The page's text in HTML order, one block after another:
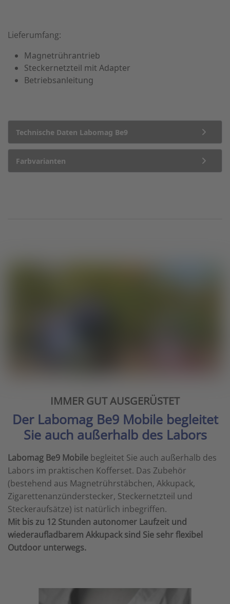
Lieferumfang:
Magnetrührantrieb
Steckernetzteil mit Adapter
Betriebsanleitung
Technische Daten Labomag Be9
Farbvarianten
IMMER GUT AUSGERÜSTET
Der Labomag Be9 Mobile begleitet
Sie auch außerhalb des Labors
Labomag Be9 Mobile begleitet Sie auch außerhalb des
Labors im praktischen Kofferset. Das Zubehör
(bestehend aus Magnetrührstäbchen, Akkupack,
Zigarettenanzünderstecker, Steckernetzteil und
Steckeraufsätze) ist natürlich inbegriffen.
Mit bis zu 12 Stunden autonomer Laufzeit und
wiederaufladbarem Akkupack sind Sie sehr flexibel
Outdoor unterwegs.